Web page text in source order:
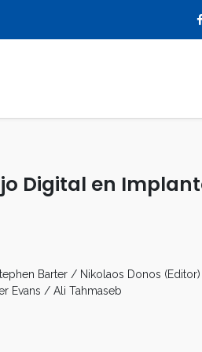
Digital en
Barter / Nikolaos Donos (Editor)
Evans / Ali Tahmaseb